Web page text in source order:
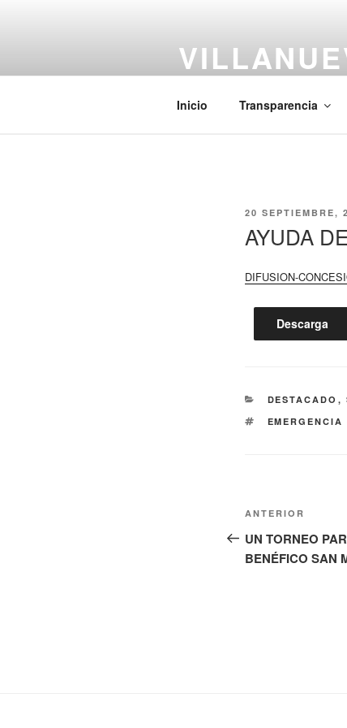
Inicio Transparencia
PUBLICADO
20 SEPTIEMBRE,
AYUDA
DIFUSION-
Descarga
CATEGORÍAS
DESTACADO ,
ETIQUETAS
EMERGENCIA
Navegación
de
entradas
Entrada
anterior:
ANTERIOR
UN TORNEO
BENÉFICO SAN